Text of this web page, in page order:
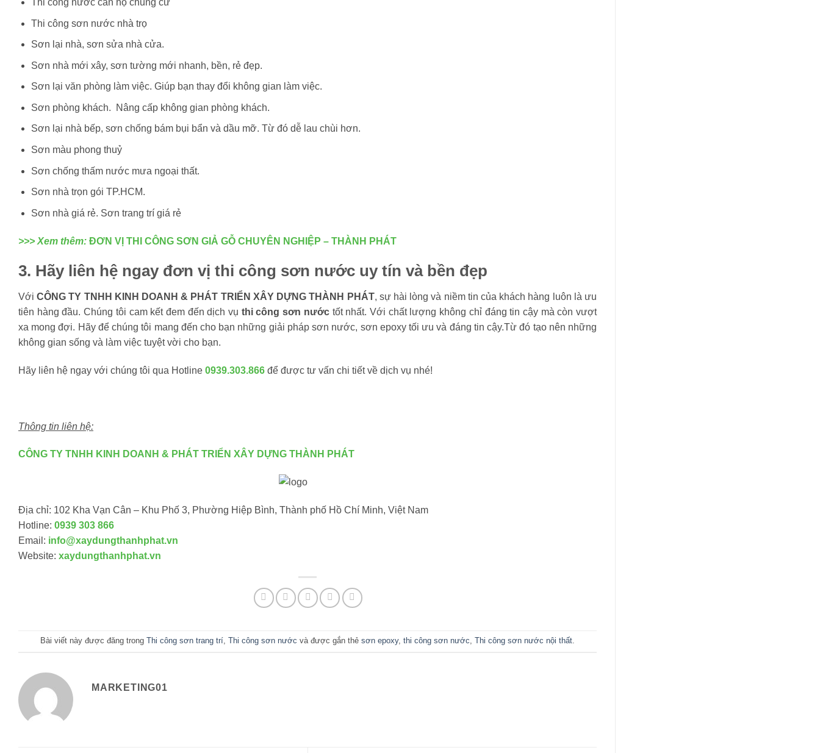
Thi công nước căn hộ chung cư
Thi công sơn nước nhà trọ
Sơn lại nhà, sơn sửa nhà cửa.
Sơn nhà mới xây, sơn tường mới nhanh, bền, rẻ đẹp.
Sơn lại văn phòng làm việc. Giúp bạn thay đổi không gian làm việc.
Sơn phòng khách. Nâng cấp không gian phòng khách.
Sơn lại nhà bếp, sơn chống bám bụi bẩn và dầu mỡ. Từ đó dễ lau chùi hơn.
Sơn màu phong thuỷ
Sơn chống thấm nước mưa ngoại thất.
Sơn nhà trọn gói TP.HCM.
Sơn nhà giá rẻ. Sơn trang trí giá rẻ
>>> Xem thêm: ĐƠN VỊ THI CÔNG SƠN GIẢ GỖ CHUYÊN NGHIỆP – THÀNH PHÁT
3. Hãy liên hệ ngay đơn vị thi công sơn nước uy tín và bền đẹp
VớiCÔNG TY TNHH KINH DOANH & PHÁT TRIỂN XÂY DỰNG THÀNH PHÁT, sự hài lòng và niềm tin của khách hàng luôn là ưu
tiên hàng đầu. Chúng tôi cam kết đem đến dịch vụ thi công sơn nướctốt nhất. Với chất lượng không chỉ đáng tin cậy mà còn vượt
xa mong đợi. Hãy để chúng tôi mang đến cho bạn những giải pháp sơn nước, sơn epoxy tối ưu và đáng tin cậy.Từ đó tạo nên những
không gian sống và làm việc tuyệt vời cho bạn.
Hãy liên hệ ngay với chúng tôi qua Hotline 0939.303.866 để được tư vấn chi tiết về dịch vụ nhé!
Thông tin liên hệ:
CÔNG TY TNHH KINH DOANH & PHÁT TRIỂN XÂY DỰNG THÀNH PHÁT
Địa chỉ: 102 Kha Vạn Cân – Khu Phố 3, Phường Hiệp Bình, Thành phố Hồ Chí Minh, Việt Nam
Hotline: 0939 303 866
Email: info@xaydungthanhphat.vn
Website: xaydungthanhphat.vn
Bài viết này được đăng trong Thi công sơn trang trí, Thi công sơn nước và được gắn thẻ sơn epoxy, thi công sơn nước, Thi công sơn nước nội thất.
MARKETING01